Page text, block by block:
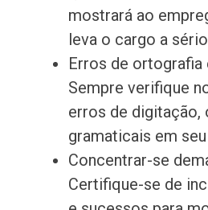
mostrará ao
leva o cargo a
Erros de ortografia
Sempre verifique
erros de
gramaticais em
Concentrar-se
Certifique-se de